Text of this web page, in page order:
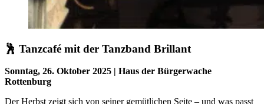
🕺 Tanzcafé mit der Tanzband Brillant
Sonntag, 26. Oktober 2025 | Haus der Bürgerwache
Rottenburg
Der Herbst zeigt sich von seiner gemütlichen Seite – und was passt